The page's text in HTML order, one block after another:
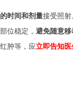
时间和剂量接受照
位稳定， 避免随意移
肿等，应立即告知医